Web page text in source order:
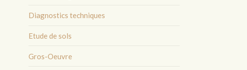
Diagnostics techniques
Etude de sols
Gros-Oeuvre